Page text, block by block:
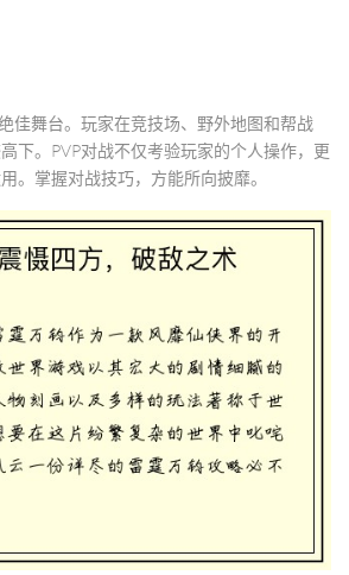
佳舞台。玩家在竞技场、野外地图和帮战
下。PVP对战不仅考验玩家的个人操作，更
。掌握对战技巧，方能所向披靡。